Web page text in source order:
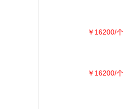
￥16200/个
￥16200/个